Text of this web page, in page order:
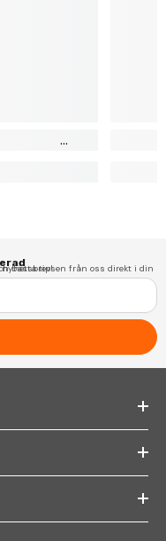
Signa upp på vårt nyhetsbrev!